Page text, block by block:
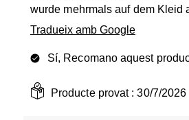
wurde mehrmals auf dem Kleid
Tradueix amb Google
Sí, Recomano aquest
Producte provat :30/7/2026